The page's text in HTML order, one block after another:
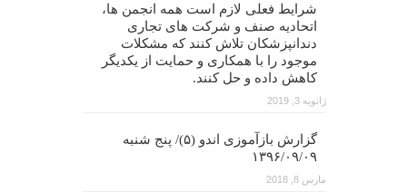
شرایط فعلی لازم است همه انجمن ها،
اتحادیه صنف و شرکت های تجاری
دندانپزشکان تلاش کنند که مشکلات
موجود را با همکاری و حمایت از یکدیگر
کاهش داده و حل کنند.
ژانویه 3, 2019
گزارش بازآموزی اندو (۵)/ پنج شنبه
۱۳۹۶/۰۹/۰۹
مارس 8, 2018